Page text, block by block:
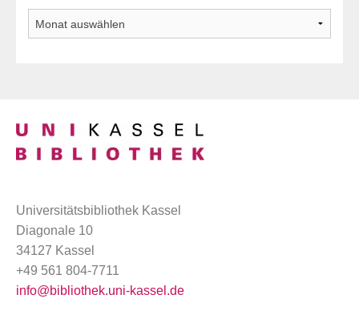
Universitätsbibliothek Kassel
Diagonale 10
34127 Kassel
+49 561 804-7711
info@bibliothek.uni-kassel.de